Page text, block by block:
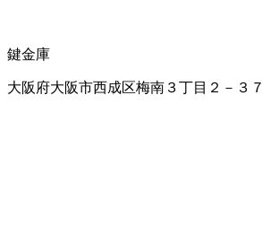
鍵金庫
大阪府大阪市西成区梅南３丁目２－３７